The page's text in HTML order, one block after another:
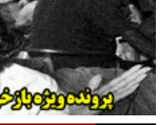
انگشت‌های پا شناسایی کردیم
نسلی که آنلاین الگو می‌گیرد
گفت‌وگو با آیت‌الله جاودان/ جفای
ارتقا می‌داد